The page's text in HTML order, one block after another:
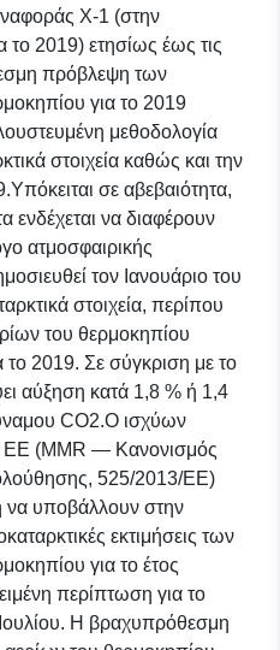
X-1 (στην
το 2019) ετησίως έως τις
πρόβλεψη των
για το 2019
μεθοδολογία
στοιχεία καθώς και την
σε αβεβαιότητα,
ενδέχεται να διαφέρουν
ατμοσφαιρικής
τον Ιανουάριο του
στοιχεία, περίπου
του θερμοκηπίου
το 2019. Σε σύγκριση με το
αύξηση κατά 1,8 % ή 1,4
CO2.Ο ισχύων
ΕΕ (MMR — Κανονισμός
525/2013/ΕΕ)
να υποβάλλουν στην
εκτιμήσεις των
για το έτος
περίπτωση για το
Η βραχυπρόθεσμη